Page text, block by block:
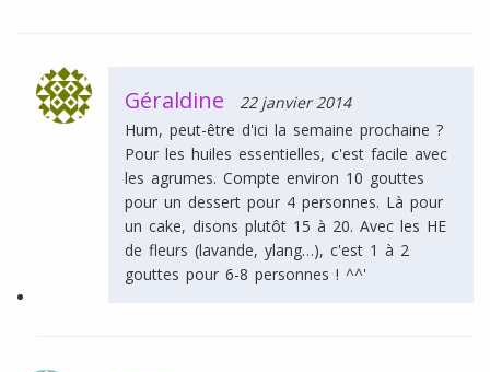
Géraldine
22 janvier 2014
Hum, peut-être d'ici la semaine prochaine ?
Pour les huiles essentielles, c'est facile avec
les agrumes. Compte environ 10 gouttes
pour un dessert pour 4 personnes. Là pour
un cake, disons plutôt 15 à 20. Avec les HE
de fleurs (lavande, ylang…), c'est 1 à 2
gouttes pour 6-8 personnes ! ^^'